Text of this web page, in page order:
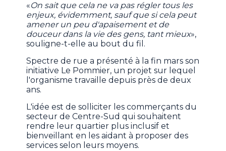
«On sait que cela ne va pas régler tous les
enjeux, évidemment, sauf que si cela peut
amener un peu d'apaisement et de
douceur dans la vie des gens, tant mieux»,
souligne-t-elle au bout du fil.
Spectre de rue a présenté à la fin mars son
initiative Le Pommier, un projet sur lequel
l'organisme travaille depuis près de deux
ans.
L'idée est de solliciter les commerçants du
secteur de Centre-Sud qui souhaitent
rendre leur quartier plus inclusif et
bienveillant en les aidant à proposer des
services selon leurs moyens.